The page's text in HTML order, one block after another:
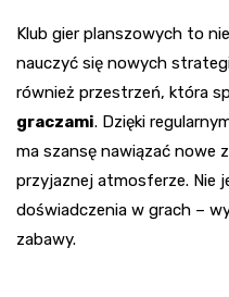
Klub gier planszowych to
nauczyć się nowych
również przestrzeń, która
graczami. Dzięki
ma szansę nawiązać nowe
przyjaznej atmosferze. Nie
doświadczenia w grach –
zabawy.